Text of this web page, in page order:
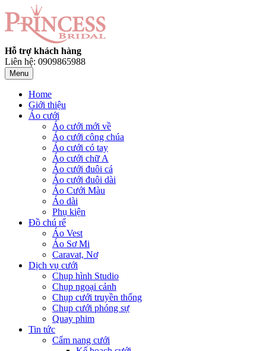
Hỗ trợ khách hàng
Liên hệ: 0909865988
Menu
Home
Giới thiệu
Áo cưới
Áo cưới mới về
Áo cưới công chúa
Áo cưới có tay
Áo cưới chữ A
Áo cưới đuôi cá
Áo cưới đuôi dài
Áo Cưới Màu
Áo dài
Phụ kiện
Đồ chú rể
Áo Vest
Áo Sơ Mi
Caravat, Nơ
Dịch vụ cưới
Chụp hình Studio
Chụp ngoại cảnh
Chụp cưới truyền thống
Chụp cưới phóng sự
Quay phim
Tin tức
Cẩm nang cưới